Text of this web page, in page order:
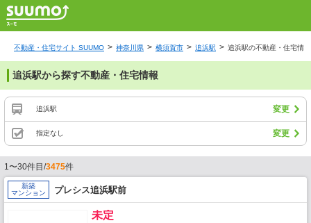
不動産・住宅サイト SUUMO 神奈川県 横須賀市 追浜駅 追浜駅の不動産・住宅情報
追浜駅から探す不動産・住宅情報
追浜駅 変更
指定なし 変更
1〜30件目/3475件
新築
マンション
プレシス追浜駅前
未定